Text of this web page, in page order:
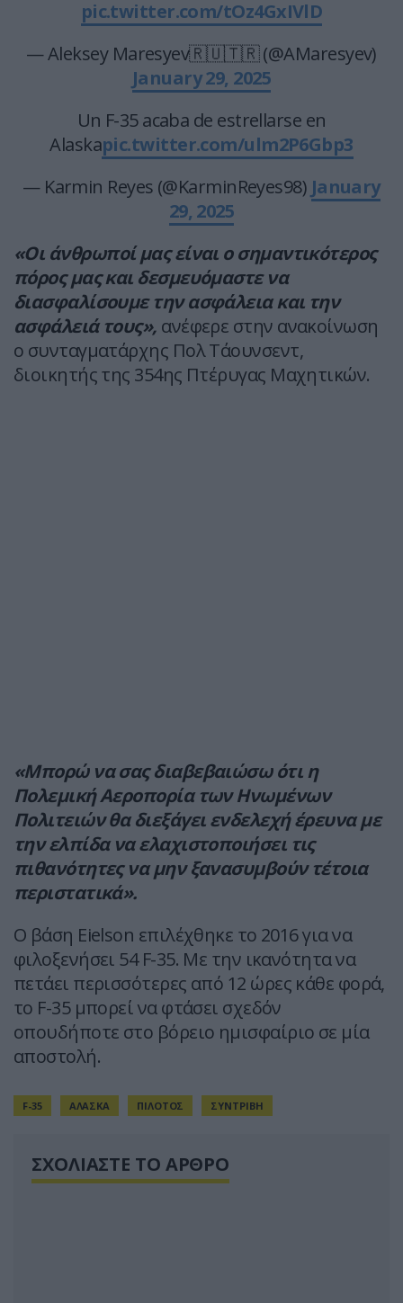
pic.twitter.com/tOz4GxIVlD
— Aleksey Maresyev🇷🇺🇹🇷 (@AMaresyev)
January 29, 2025
Un F-35 acaba de estrellarse en
Alaskapic.twitter.com/ulm2P6Gbp3
— Karmin Reyes (@KarminReyes98) January
29, 2025
«Οι άνθρωποί μας είναι ο σημαντικότερος
πόρος μας και δεσμευόμαστε να
διασφαλίσουμε την ασφάλεια και την
ασφάλειά τους», ανέφερε στην ανακοίνωση
ο συνταγματάρχης Πολ Τάουνσεντ,
διοικητής της 354ης Πτέρυγας Μαχητικών.
«Μπορώ να σας διαβεβαιώσω ότι η
Πολεμική Αεροπορία των Ηνωμένων
Πολιτειών θα διεξάγει ενδελεχή έρευνα με
την ελπίδα να ελαχιστοποιήσει τις
πιθανότητες να μην ξανασυμβούν τέτοια
περιστατικά».
Ο βάση Eielson επιλέχθηκε το 2016 για να
φιλοξενήσει 54 F-35. Με την ικανότητα να
πετάει περισσότερες από 12 ώρες κάθε φορά,
το F-35 μπορεί να φτάσει σχεδόν
οπουδήποτε στο βόρειο ημισφαίριο σε μία
αποστολή.
F-35 ΑΛΑΣΚΑ ΠΙΛΟΤΟΣ ΣΥΝΤΡΙΒΗ
ΣΧΟΛΙΑΣΤΕ ΤΟ ΑΡΘΡΟ